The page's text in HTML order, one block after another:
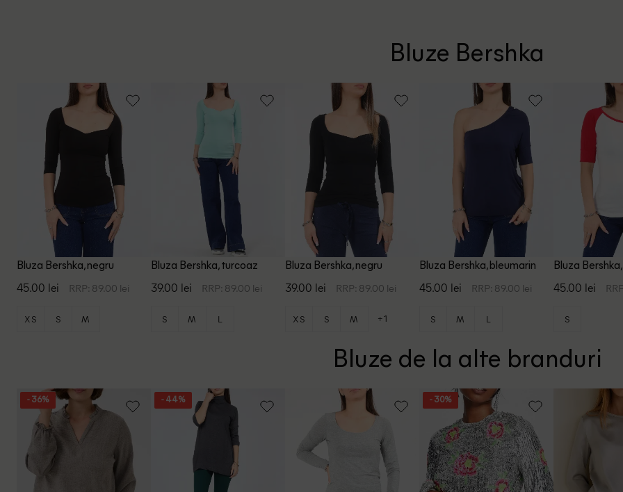
Bluze Bershka
Bluza Bershka, negru
45.00 lei RRP: 89.00 lei
XS S M
Bluza Bershka, turcoaz
39.00 lei RRP: 89.00 lei
S M L
Bluza Bershka, negru
39.00 lei RRP: 89.00 lei
XS S M +1
Bluza Bershka, bleumarin
45.00 lei RRP: 89.00 lei
S M L
Bluza
45.00 lei
S
Bluze de la alte branduri
- 36% - 44% - 30%